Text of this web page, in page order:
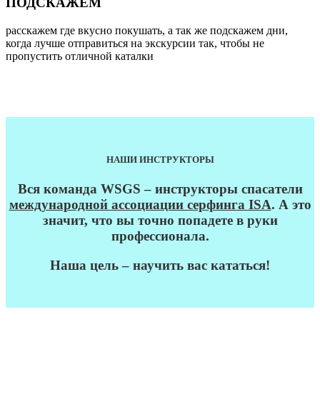
расскажем где вкусно покушать, а так же подскажем дни,
когда лучше отправиться на экскурсии так, чтобы не
пропустить отличной каталки
НАШИ ИНСТРУКТОРЫ
Вся команда WSGS – инструкторы спасатели
международной ассоциации серфинга ISA. А это
значит, что вы точно попадете в руки
профессионала.
Наша цель – научить вас кататься!